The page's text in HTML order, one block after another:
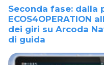
Seconda fase: dalla
ECOS4OPERATION
dei giri su Arcoda
di guida